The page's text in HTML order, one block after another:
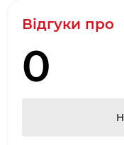
·
Два
·
Києві
Відгуки про
0